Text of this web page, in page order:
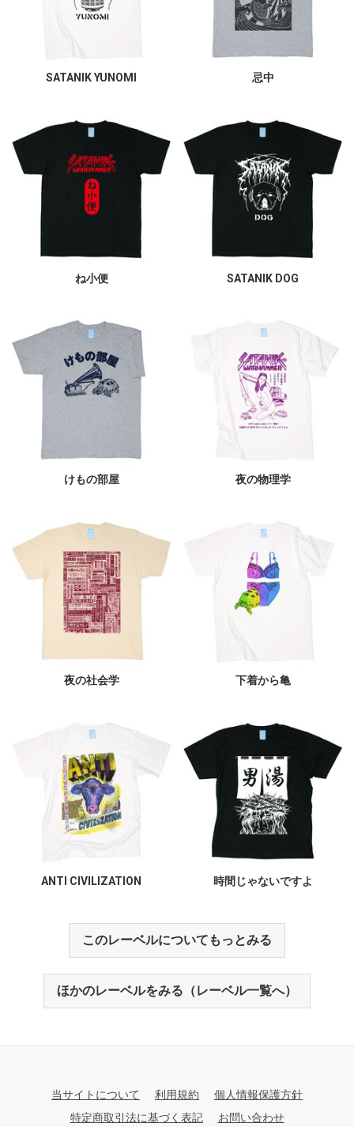
SATANIK YUNOMI 忌中
ね小便 SATANIK DOG
けもの部屋 夜の物理学
夜の社会学 下着から亀
ANTI CIVILIZATION 時間じゃないですよ
このレーベルについてもっとみる
ほかのレーベルをみる（レーベル一覧へ）
当サイトについて 利用規約
個人情報保護方針
特定商取引法に基づく表記
お問い合わせ